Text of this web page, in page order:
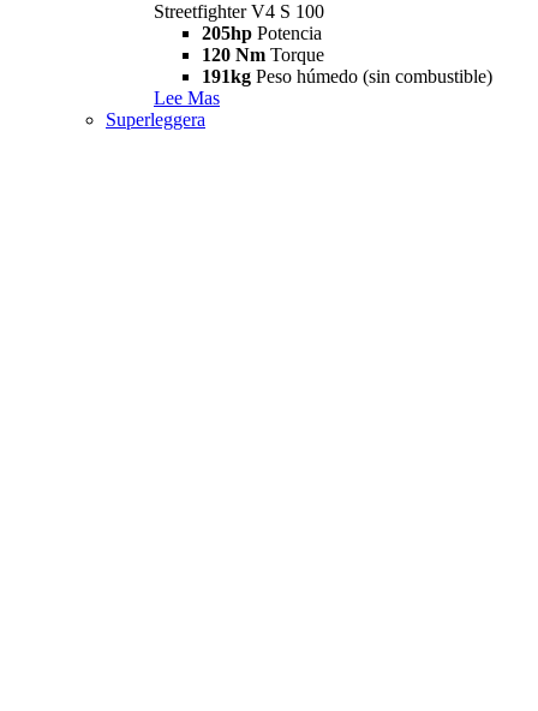
Streetfighter V4 S 100
205hp Potencia
120 Nm Torque
191kg Peso húmedo (sin combustible)
Lee Mas
Superleggera